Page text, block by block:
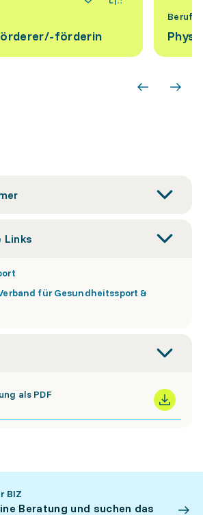
förderin
Beruf
Links
für Gesundheitssport &
als PDF
BIZ
Beratung und suchen das